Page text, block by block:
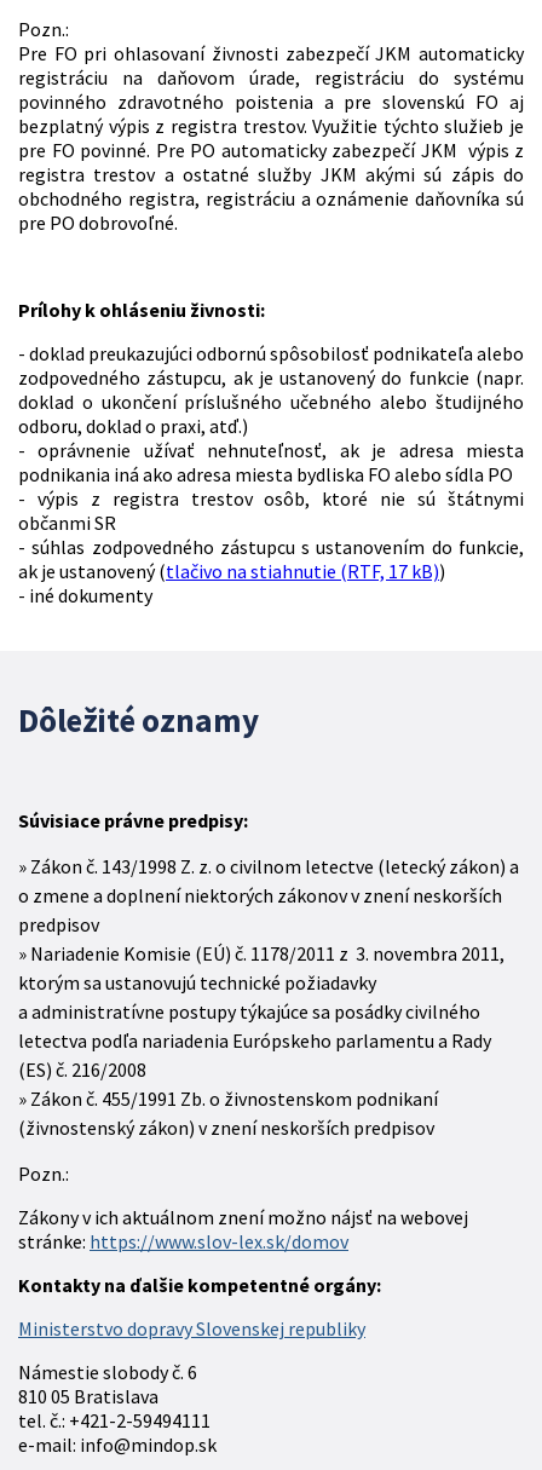
Pozn.:
Pre FO pri ohlasovaní živnosti zabezpečí JKM automaticky
registráciu na daňovom úrade, registráciu do systému
povinného zdravotného poistenia a pre slovenskú FO aj
bezplatný výpis z registra trestov. Využitie týchto služieb je
pre FO povinné. Pre PO automaticky zabezpečí JKM výpis z
registra trestov a ostatné služby JKM akými sú zápis do
obchodného registra, registráciu a oznámenie daňovníka sú
pre PO dobrovoľné.
Prílohy k ohláseniu živnosti:
- doklad preukazujúci odbornú spôsobilosť podnikateľa alebo
zodpovedného zástupcu, ak je ustanovený do funkcie (napr.
doklad o ukončení príslušného učebného alebo študijného
odboru, doklad o praxi, atď.)
- oprávnenie užívať nehnuteľnosť, ak je adresa miesta
podnikania iná ako adresa miesta bydliska FO alebo sídla PO
- výpis z registra trestov osôb, ktoré nie sú štátnymi
občanmi SR
- súhlas zodpovedného zástupcu s ustanovením do funkcie,
ak je ustanovený (tlačivo na stiahnutie (RTF, 17 kB))
- iné dokumenty
Dôležité oznamy
Súvisiace právne predpisy:
Zákon č. 143/1998 Z. z. o civilnom letectve (letecký zákon) a
o zmene a doplnení niektorých zákonov v znení neskorších
predpisov
Nariadenie Komisie (EÚ) č. 1178/2011 z 3. novembra 2011,
ktorým sa ustanovujú technické požiadavky
a administratívne postupy týkajúce sa posádky civilného
letectva podľa nariadenia Európskeho parlamentu a Rady
(ES) č. 216/2008
Zákon č. 455/1991 Zb. o živnostenskom podnikaní
(živnostenský zákon) v znení neskorších predpisov
Pozn.:
Zákony v ich aktuálnom znení možno nájsť na webovej
stránke: https://www.slov-lex.sk/domov
Kontakty na ďalšie kompetentné orgány:
Ministerstvo dopravy Slovenskej republiky
Námestie slobody č. 6
810 05 Bratislava
tel. č.: +421-2-59494111
e-mail: info@mindop.sk